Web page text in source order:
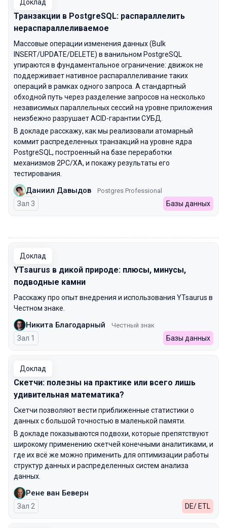
Доклад
Транзакции в PostgreSQL: распараллелить
нераспараллеливаемое
Массовые операции изменения данных (Bulk
INSERT/UPDATE/DELETE) в ванильном PostgreSQL
упираются в фундаментальное ограничение: движок не
поддерживает нативное распараллеливание таких
операций в рамках одного запроса. А стандартный
обходной путь через разделение запросов на несколько
независимых параллельных сессий на уровне приложения
неизбежно разрушает ACID-гарантии СУБД.
В докладе расскажу, как мы реализовали атомарный
коммит распределенных транзакций на уровне ядра
PostgreSQL, построенный на базе переработки
механизмов 2PC/XA, и покажу результаты его
тестирования.
Даниил Давыдов Postgres Professional
Зал 3 Базы данных
Доклад
YTsaurus в дикой природе: плюсы, минусы,
подводные камни
Расскажу про опыт внедрения и использования YTsaurus в
Честном знаке.
Никита Благодарный Честный знак
Зал 1 Базы данных
Доклад
Скетчи: полезны на практике или всего лишь
удивительная математика?
Скетчи позволяют вести приближенные статистики о
данных с большой точностью в маленькой памяти.
В докладе показываются подвохи, которые препятствуют
широкому применению скетчей конечными аналитиками, и
где их всё же можно применить для оптимизации работы
структур данных и распределенных систем анализа
данных.
Рене ван Беверн
Зал 2 DE/ ETL